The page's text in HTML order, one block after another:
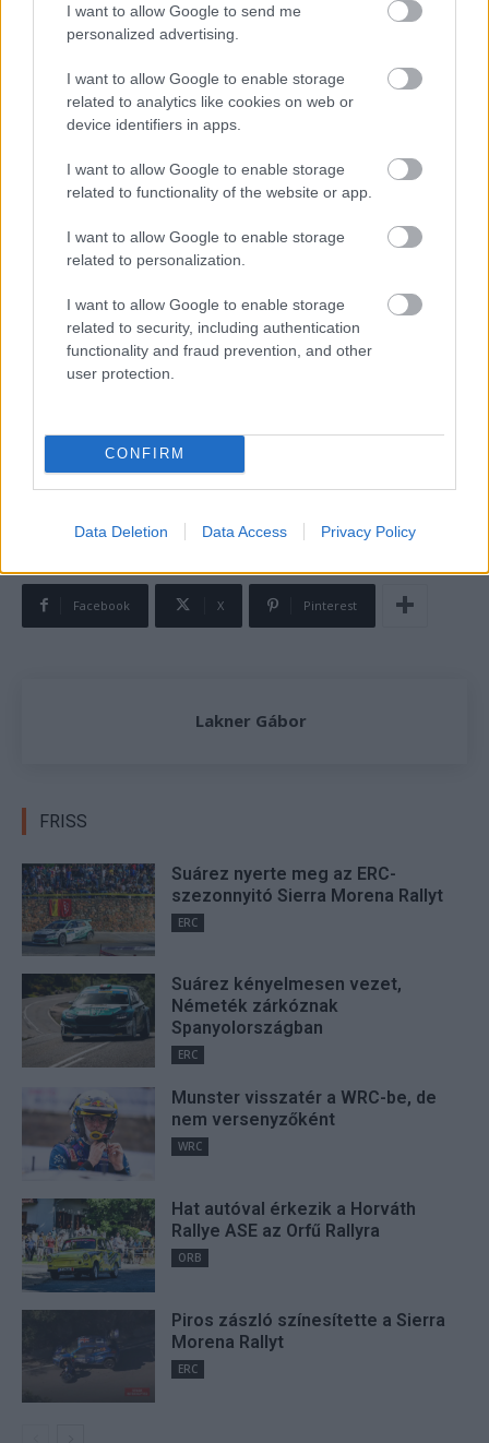
I want to allow Google to send me
personalized advertising.
I want to allow Google to enable storage
related to analytics like cookies on web or
device identifiers in apps.
I want to allow Google to enable storage
related to functionality of the website or app.
I want to allow Google to enable storage
related to personalization.
I want to allow Google to enable storage
related to security, including authentication
functionality and fraud prevention, and other
user protection.
CONFIRM
Data Deletion Data Access Privacy Policy
alatt, míg az ORB2 mezőnye két versenyen vehet részt,
vasárnap (6 gyorsasági, 71.91 km). Mindkét versenyért
maximális pontszám jár, szombaton teljes nevezési díjért
lehet rajthoz állni, a második napon pedig csökkentett
nevezési díjért lehet autózni.
Olaszfalu gyorsaságit háromszor, a Kisgyónbánya–
Rábaringen kezdenek a versenyzők, majd a Ravazd–
Tényő gyors következik, ezt a szekciót pedig háromszor
teljesítik, a Power Stage is értelemszerűen a Ravazd–
A III. WHB Győr Rally teljes versenykiírása
Facebook X Pinterest
Lakner Gábor
FRISS
Suárez nyerte meg az ERC-
szezonnyitó Sierra Morena Rallyt
ERC
Suárez kényelmesen vezet,
Németék zárkóznak
Spanyolországban
ERC
Munster visszatér a WRC-be, de
nem versenyzőként
WRC
Hat autóval érkezik a Horváth
Rallye ASE az Orfű Rallyra
ORB
Piros zászló színesítette a Sierra
Morena Rallyt
ERC